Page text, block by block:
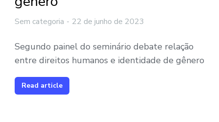
Sem categoria 22 de junho de 2023
Segundo painel do seminário debate relação
entre direitos humanos e identidade de gênero
Read article